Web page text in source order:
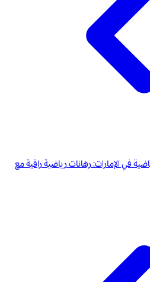
في الإمارات: رهانات رياضية راقية مع